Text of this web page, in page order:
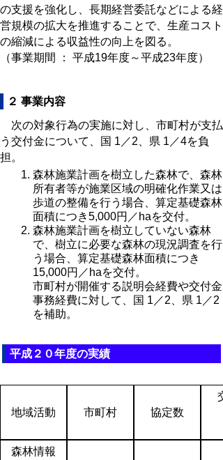
の支援を強化し、長期経営委託などによる経
営規模の拡大を推進することで、生産コスト
の縮減による収益性の向上を図る。
（事業期間 ： 平成19年度～平成23年度）
２ 事業内容
次の対象行為の実施に対し、市町村が支払
う交付金について、国 1／2、県 1／4を負
担。
森林施業計画を樹立した森林で、森林
所有者等が施業区域の明確化作業又は
歩道の整備を行う場合、算定基礎森林
面積につき5,000円／haを交付。
森林施業計画を樹立していない森林
で、樹立に必要な森林の現況調査を行
う場合、算定基礎森林面積につき
15,000円／haを交付。
市町村が開催する説明会経費や交付金
事務経費に対して、国 1／2、県 1／2
を補助。
平成２０年度の実績
地域活動 市町村 協定数
森林情報